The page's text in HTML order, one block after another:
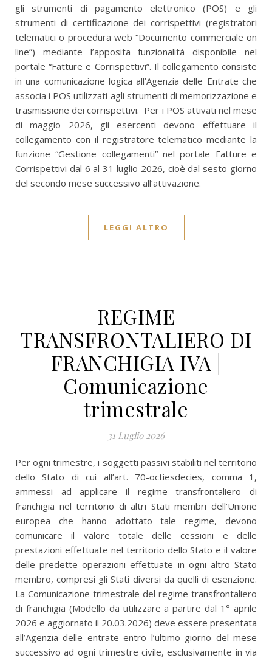
gli strumenti di pagamento elettronico (POS) e gli
strumenti di certificazione dei corrispettivi (registratori
telematici o procedura web “Documento commerciale on
line”) mediante l’apposita funzionalità disponibile nel
portale “Fatture e Corrispettivi”. Il collegamento consiste
in una comunicazione logica all’Agenzia delle Entrate che
associa i POS utilizzati agli strumenti di memorizzazione e
trasmissione dei corrispettivi. Per i POS attivati nel mese
di maggio 2026, gli esercenti devono effettuare il
collegamento con il registratore telematico mediante la
funzione “Gestione collegamenti” nel portale Fatture e
Corrispettivi dal 6 al 31 luglio 2026, cioè dal sesto giorno
del secondo mese successivo all’attivazione.
LEGGI ALTRO
REGIME
TRANSFRONTALIERO DI
FRANCHIGIA IVA |
Comunicazione
trimestrale
31 Luglio 2026
Per ogni trimestre, i soggetti passivi stabiliti nel territorio
dello Stato di cui all’art. 70-octiesdecies, comma 1,
ammessi ad applicare il regime transfrontaliero di
franchigia nel territorio di altri Stati membri dell’Unione
europea che hanno adottato tale regime, devono
comunicare il valore totale delle cessioni e delle
prestazioni effettuate nel territorio dello Stato e il valore
delle predette operazioni effettuate in ogni altro Stato
membro, compresi gli Stati diversi da quelli di esenzione.
La Comunicazione trimestrale del regime transfrontaliero
di franchigia (Modello da utilizzare a partire dal 1° aprile
2026 e aggiornato il 20.03.2026) deve essere presentata
all’Agenzia delle entrate entro l’ultimo giorno del mese
successivo ad ogni trimestre civile, esclusivamente in via